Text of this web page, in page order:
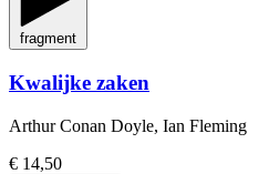
fragment
Kwalijke zaken
Arthur Conan Doyle, Ian Fleming
€ 14,50